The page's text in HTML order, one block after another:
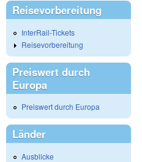
Reisevorbereitung
InterRail-Tickets
Reisevorbereitung
Preiswert durch
Europa
Preiswert durch Europa
Länder
Ausblicke